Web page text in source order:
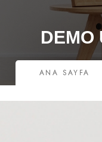
DEMO
ANA SAYFA